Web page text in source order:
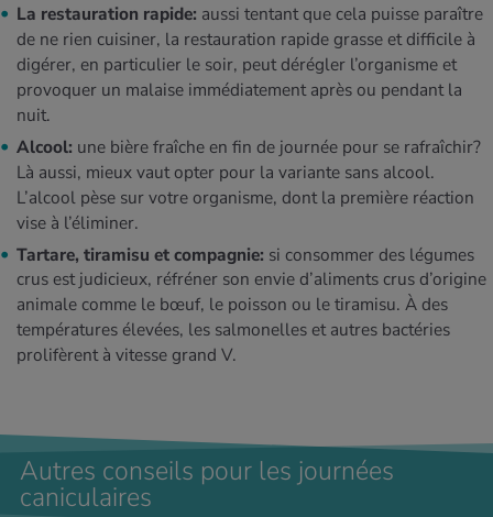
La restauration rapide: aussi tentant que cela puisse paraître
de ne rien cuisiner, la restauration rapide grasse et difficile à
digérer, en particulier le soir, peut dérégler l’organisme et
provoquer un malaise immédiatement après ou pendant la
nuit.
Alcool: une bière fraîche en fin de journée pour se rafraîchir?
Là aussi, mieux vaut opter pour la variante sans alcool.
L’alcool pèse sur votre organisme, dont la première réaction
vise à l’éliminer.
Tartare, tiramisu et compagnie: si consommer des légumes
crus est judicieux, réfréner son envie d’aliments crus d’origine
animale comme le bœuf, le poisson ou le tiramisu. À des
températures élevées, les salmonelles et autres bactéries
prolifèrent à vitesse grand V.
Autres conseils pour les journées
caniculaires